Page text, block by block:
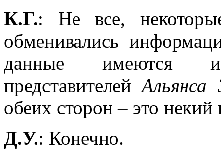
К.Г.: Не все,
обменивались
данные имеются и
представителейАльянса
обеих сторон – это
Д.У.: Конечно.